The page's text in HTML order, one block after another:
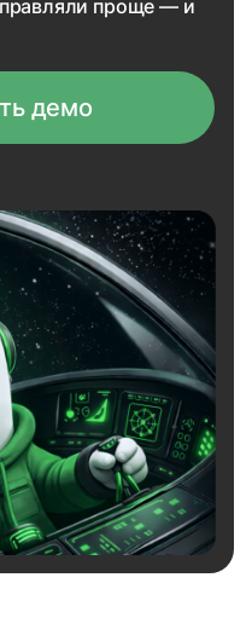
проще — и
демо